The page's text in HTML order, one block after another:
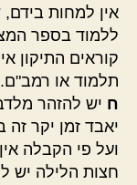
אין למחות
ללמוד בספר
קוראים התיקון
תלמוד או רמב"ם.
ח יש להזהר
יאבד זמן יקר
ועל פי הקבלה
חצות הלילה יש